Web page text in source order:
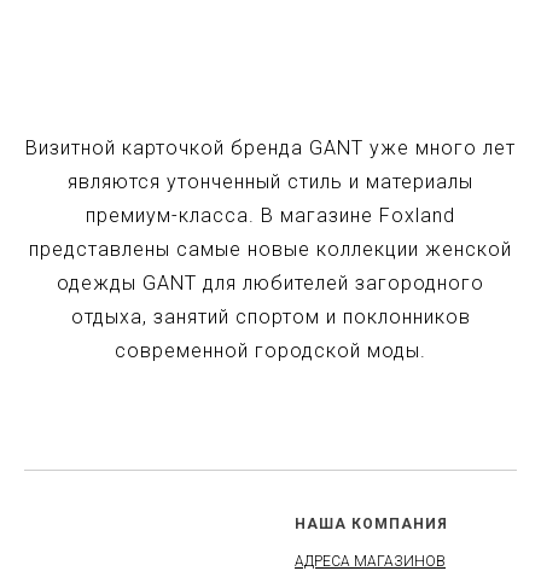
Визитной карточкой бренда GANT уже много лет
являются утонченный стиль и материалы
премиум-класса. В магазине Foxland
представлены самые новые коллекции женской
одежды GANT для любителей загородного
отдыха, занятий спортом и поклонников
современной городской моды.
НАША КОМПАНИЯ
АДРЕСА МАГАЗИНОВ